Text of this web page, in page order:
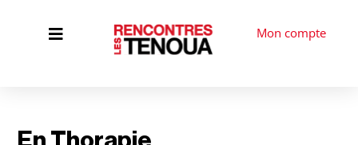
 Mon compte
En Thorapie